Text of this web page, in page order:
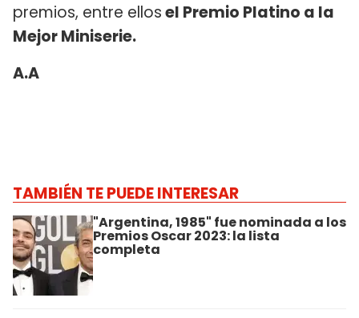
premios, entre ellosel Premio Platino a la
Mejor Miniserie.
A.A
TAMBIÉN TE PUEDE INTERESAR
"Argentina, 1985" fue nominada a los
Premios Oscar 2023: la lista
completa